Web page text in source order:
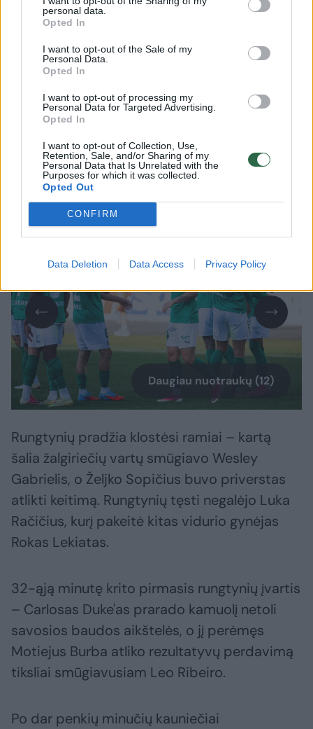
personal data.
Opted In
I want to opt-out of the Sale of my
Personal Data.
Opted In
I want to opt-out of processing my
Personal Data for Targeted Advertising.
Opted In
I want to opt-out of Collection, Use,
Retention, Sale, and/or Sharing of my
Personal Data that Is Unrelated with the
Purposes for which it was collected.
Opted Out
CONFIRM
Data Deletion Data Access Privacy Policy
Lrytas.lt
Dariaus ir Girėno stadione įvyko 26-ojo
TOPLYGOS turo dvikova tarp „Kauno
pirmajame kėlinyje persvarą susikūrę
kauniečiai šventė pergalę rezultatu 2:0
(2:0).
Daugiau nuotraukų (12)
Rungtynių pradžia klostėsi ramiai – kartą
šalia žalgiriečių vartų smūgiavo Wesley
Gabrielis, o Željko Sopičius buvo priverstas
atlikti keitimą. Rungtynių tęsti negalėjo Luka
Račičius, kurį pakeitė kitas vidurio gynėjas
Rokas Lekiatas.
32-ąją minutę krito pirmasis rungtynių įvartis
– Carlosas Duke'as prarado kamuolį netoli
savosios baudos aikštelės, o jį perėmęs
Motiejus Burba atliko rezultatyvų perdavimą
tiksliai smūgiavusiam Leo Ribeiro.
Po dar penkių minučių kauniečiai